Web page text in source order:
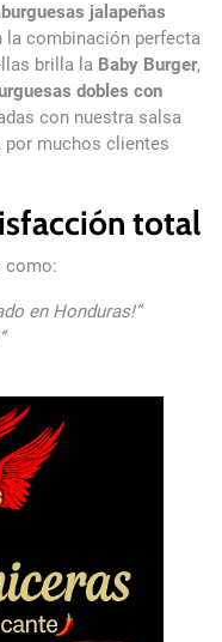
jalapeñas
la combinación perfecta
brilla la Baby Burger,
dobles con
con nuestra salsa
por muchos clientes
total
como:
en Honduras!”